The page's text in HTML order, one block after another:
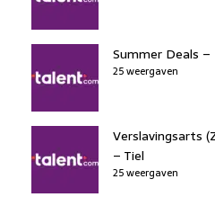
Summer Deals
25 weergaven
Verslavingsarts
– Tiel
25 weergaven